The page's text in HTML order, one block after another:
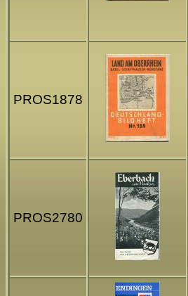
PROS1878
PROS2780